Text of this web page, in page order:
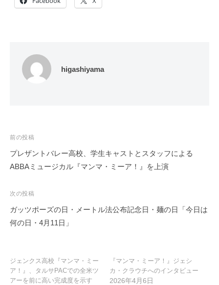
higashiyama
投
稿
ナ
ゲ
ー
シ
前の投稿
プレザントバレー高校、学生キャストとスタッフによる
ABBAミュージカル『マンマ・ミーア！』を上演
次の投稿
ガッツポーズの日・メートル法公布記念日・麺の日「今日は
何の日・4月11日」
ジェンクス高校『マンマ・ミー
ア！』、タルサPACでの全米ツ
アーを前に高い完成度を示す
『マンマ・ミーア！』ジェシ
カ・クラウチへのインタビュー
2026年4月6日